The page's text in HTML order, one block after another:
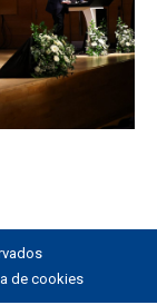
de cookies